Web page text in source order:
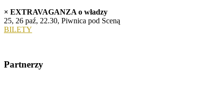
× EXTRAVAGANZA o władzy
25, 26 paź, 22.30, Piwnica pod Sceną
BILETY
Partnerzy